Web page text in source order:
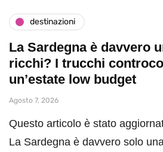
destinazioni
La Sardegna è davvero
ricchi? I trucchi
un’estate low budget
Agosto 7, 2026
Questo articolo è stato
La Sardegna è davvero solo